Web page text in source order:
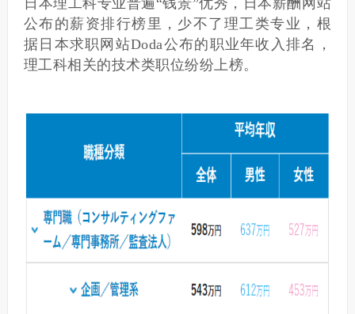
日本理工科专业普遍“钱景”优秀，日本薪酬网站
公布的薪资排行榜里，少不了理工类专业，根
据日本求职网站Doda公布的职业年收入排名，
理工科相关的技术类职位纷纷上榜。